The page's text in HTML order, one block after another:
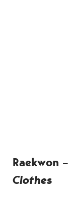
Raekwon –
Clothes